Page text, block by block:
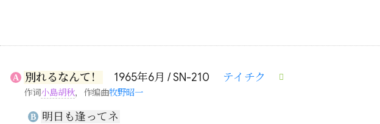
A 別れるなんて！ 1965年6月 / SN-210 テイチク
作词小島胡秋，作编曲牧野昭一
B 明日も逢ってネ